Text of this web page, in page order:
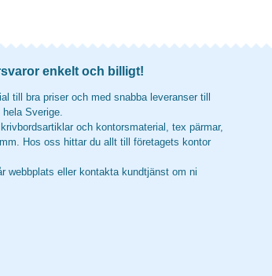
enkelt och billigt!
till bra priser och med snabba leveranser till
Sverige.
och kontorsmaterial, tex pärmar,
Hos oss hittar du allt till företagets kontor
webbplats eller kontakta kundtjänst om ni